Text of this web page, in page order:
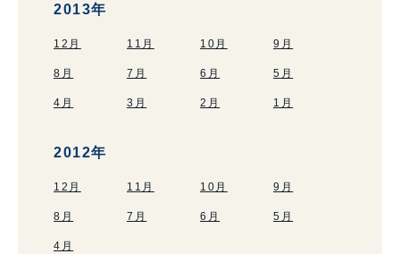
2013年
12月 11月 10月 9月
8月 7月 6月 5月
4月 3月 2月 1月
2012年
12月 11月 10月 9月
8月 7月 6月 5月
4月